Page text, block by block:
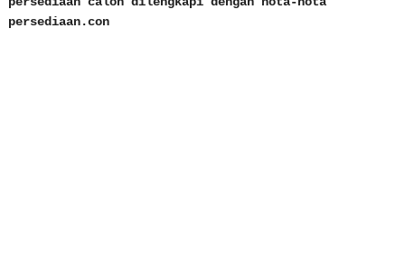
persediaan.con